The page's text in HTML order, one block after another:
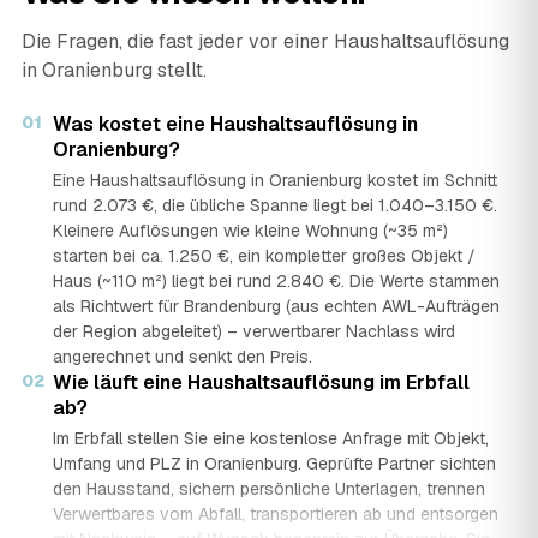
Die Fragen, die fast jeder vor einer Haushaltsauflösung
in Oranienburg stellt.
01 Was kostet eine Haushaltsauflösung in
Oranienburg?
Eine Haushaltsauflösung in Oranienburg kostet im Schnitt
rund 2.073 €, die übliche Spanne liegt bei 1.040–3.150 €.
Kleinere Auflösungen wie kleine Wohnung (~35 m²)
starten bei ca. 1.250 €, ein kompletter großes Objekt /
Haus (~110 m²) liegt bei rund 2.840 €. Die Werte stammen
als Richtwert für Brandenburg (aus echten AWL-Aufträgen
der Region abgeleitet) – verwertbarer Nachlass wird
angerechnet und senkt den Preis.
02 Wie läuft eine Haushaltsauflösung im Erbfall
ab?
Im Erbfall stellen Sie eine kostenlose Anfrage mit Objekt,
Umfang und PLZ in Oranienburg. Geprüfte Partner sichten
den Hausstand, sichern persönliche Unterlagen, trennen
Verwertbares vom Abfall, transportieren ab und entsorgen